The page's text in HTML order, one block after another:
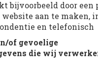
bijvoorbeeld door een
website aan te maken,
en telefonisch
of gevoelige
die wij